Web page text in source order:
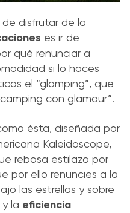
disfrutar de la
es ir de
qué renunciar a
si lo haces
el “glamping”, que
con glamour”.
ésta, diseñada por
Kaleidoscope,
rebosa estilazo por
por ello renuncies a la
las estrellas y sobre
y la eficiencia